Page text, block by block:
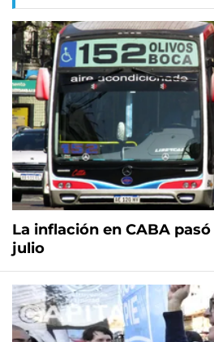
La inflación en CABA pasó
julio